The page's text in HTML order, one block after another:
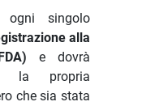
ogni singolo
alla
e dovrà
la propria
che sia stata